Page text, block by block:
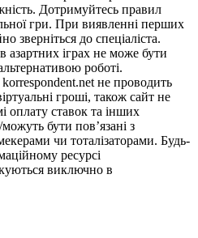
Дотримуйтесь правил
гри. При виявленні перших
зверніться до спеціаліста.
азартних іграх не може бути
роботі.
не проводить
гроші, також сайт не
оплату ставок та інших
можуть бути пов’язані з
чи тоталізаторами. Будь-
ресурсі
виключно в